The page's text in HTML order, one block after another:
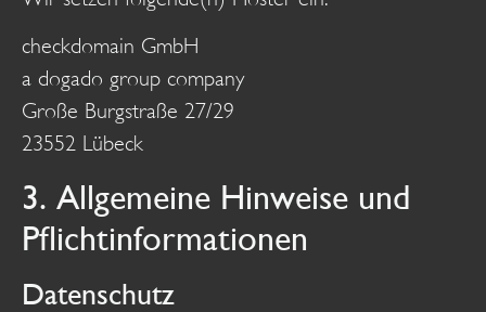
checkdomain GmbH
a dogado group company
Große Burgstraße 27/29
23552 Lübeck
3. Allgemeine Hinweise und
Pflicht­informationen
Datenschutz